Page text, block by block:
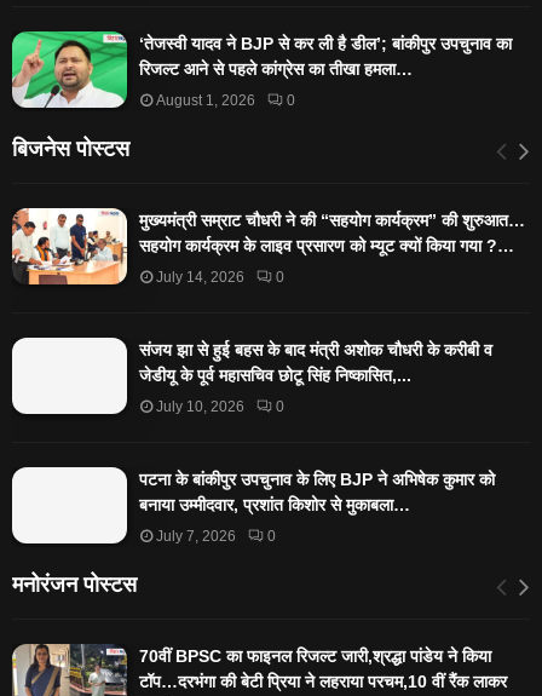
‘तेजस्‍वी यादव ने BJP से कर ली है डील’; बांकीपुर उपचुनाव का
रिजल्‍ट आने से पहले कांग्रेस का तीखा हमला…
August 1, 2026 0
बिजनेस पोस्टस
मुख्यमंत्री सम्राट चौधरी ने की “सहयोग कार्यक्रम” की शुरुआत…
सहयोग कार्यक्रम के लाइव प्रसारण को म्यूट क्यों किया गया ?…
July 14, 2026 0
संजय झा से हुई बहस के बाद मंत्री अशोक चौधरी के करीबी व
जेडीयू के पूर्व महासचिव छोटू सिंह निष्कासित,...
July 10, 2026 0
पटना के बांकीपुर उपचुनाव के लिए BJP ने अभिषेक कुमार को
बनाया उम्मीदवार, प्रशांत किशोर से मुकाबला…
July 7, 2026 0
मनोरंजन पोस्टस
70वीं BPSC का फाइनल रिजल्ट जारी,श्रद्धा पांडेय ने किया
टॉप…दरभंगा की बेटी प्रिया ने लहराया परचम,10 वीं रैंक लाकर